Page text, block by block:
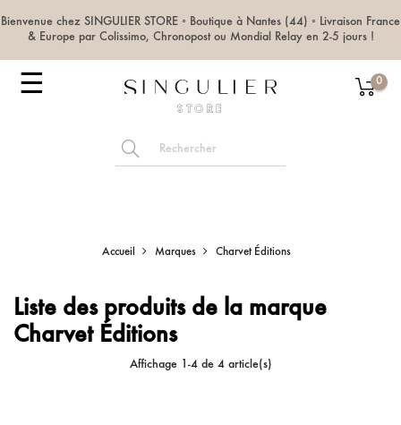
Bienvenue chez SINGULIER STORE ◦ Boutique à Nantes (44) ◦ Livraison France
& Europe par Colissimo, Chronopost ou Mondial Relay en 2-5 jours !
0
Basculer
navigation
☰
Accueil Marques Charvet Éditions
Liste des produits de la marque
Charvet Éditions
Affichage 1-4 de 4 article(s)